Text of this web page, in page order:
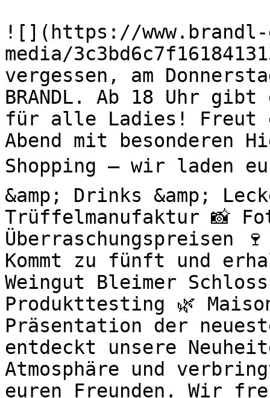
![](https://
media/
vergessen, am
BRANDL. Ab 18 Uhr
für alle Ladies! Freut
Abend mit besonderen
Shopping – wir laden
&amp; Drinks &amp;
Trüffelmanufaktur 📸
Überraschungspreisen
Kommt zu fünft und
Weingut Bleimer
Produkttesting 🌿
Präsentation der
entdeckt unsere
Atmosphäre und
euren Freunden. Wir